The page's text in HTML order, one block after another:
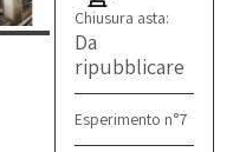
Chiusura asta:
Da
ripubblicare
Esperimento n°7